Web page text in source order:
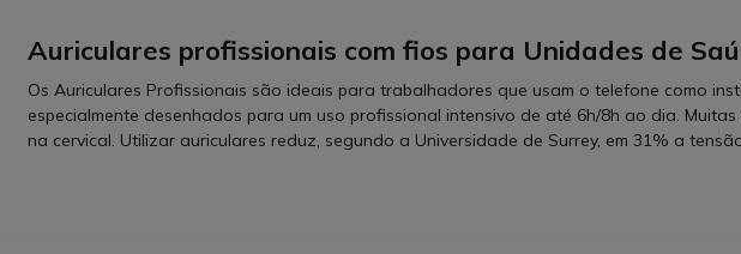
Auriculares profissionais com fios para Unidades de
Os Auriculares Profissionais são ideais para trabalhadores que usam o telefone como
especialmente desenhados para um uso profissional intensivo de até 6h/8h ao dia.
na cervical. Utilizar auriculares reduz, segundo a Universidade de Surrey, em 31% a